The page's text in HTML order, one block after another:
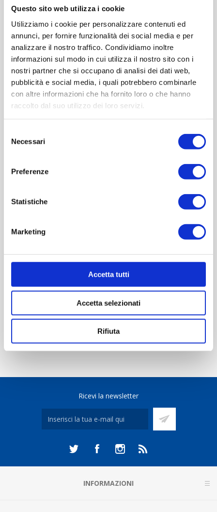
Questo sito web utilizza i cookie
Utilizziamo i cookie per personalizzare contenuti ed
annunci, per fornire funzionalità dei social media e per
analizzare il nostro traffico. Condividiamo inoltre
informazioni sul modo in cui utilizza il nostro sito con i
nostri partner che si occupano di analisi dei dati web,
pubblicità e social media, i quali potrebbero combinarle
con altre informazioni che ha fornito loro o che hanno
raccolto dal suo utilizzo dei loro servizi.
delNecessari
Preferenze
Statistiche
Marketing
Accetta tutti
Accetta selezionati
Rifiuta
Cod.: FAT004
Please select the address you want to ship to
ACQUISTA
Scheda tecnica
Ricevi la newsletter
INFORMAZIONI